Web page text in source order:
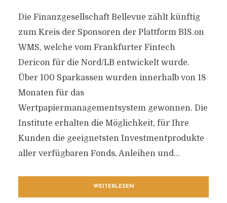
Die Finanzgesellschaft Bellevue zählt künftig
zum Kreis der Sponsoren der Plattform BIS.on
WMS, welche vom Frankfurter Fintech
Dericon für die Nord/LB entwickelt wurde.
Über 100 Sparkassen wurden innerhalb von 18
Monaten für das
Wertpapiermanagementsystem gewonnen. Die
Institute erhalten die Möglichkeit, für Ihre
Kunden die geeignetsten Investmentprodukte
aller verfügbaren Fonds, Anleihen und...
WEITERLESEN